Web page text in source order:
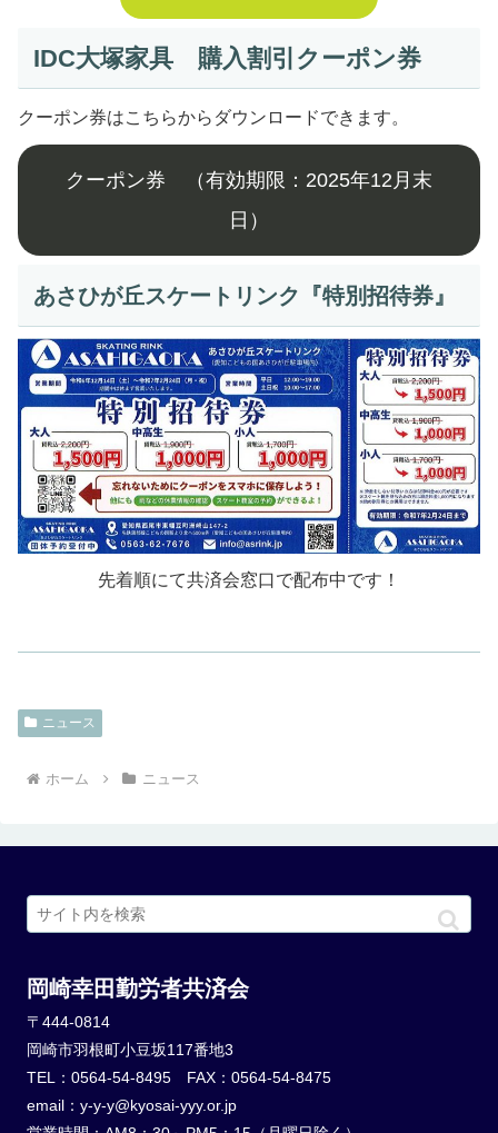
IDC大塚家具 購入割引クーポン券
クーポン券はこちらからダウンロードできます。
クーポン券 （有効期限：2025年12月末
日）
あさひが丘スケートリンク『特別招待券』
先着順にて共済会窓口で配布中です！
ニュース
ホーム ニュース
岡崎幸田勤労者共済会
〒444-0814
岡崎市羽根町小豆坂117番地3
TEL：0564-54-8495 FAX：0564-54-8475
email：y-y-y@kyosai-yyy.or.jp